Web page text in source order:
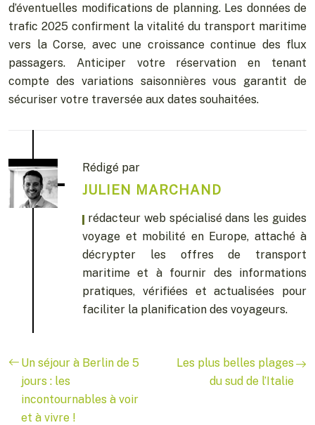
d’éventuelles modifications de planning. Les données de
trafic 2025 confirment la vitalité du transport maritime
vers la Corse, avec une croissance continue des flux
passagers. Anticiper votre réservation en tenant
compte des variations saisonnières vous garantit de
sécuriser votre traversée aux dates souhaitées.
Rédigé par
JULIEN MARCHAND
, rédacteur web spécialisé dans les guides
voyage et mobilité en Europe, attaché à
décrypter les offres de transport
maritime et à fournir des informations
pratiques, vérifiées et actualisées pour
faciliter la planification des voyageurs.
Un séjour à Berlin de 5
jours : les
incontournables à voir
et à vivre !
Les plus belles plages
du sud de l’Italie